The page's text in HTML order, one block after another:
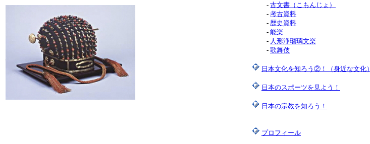
- 古文書（こもんじょ）
- 考古資料
- 歴史資料
- 能楽
- 人形浄瑠璃文楽
- 歌舞伎
日本文化を知ろう②！（身近な文化）
日本のスポーツを見よう！
日本の宗教を知ろう！
プロフィール